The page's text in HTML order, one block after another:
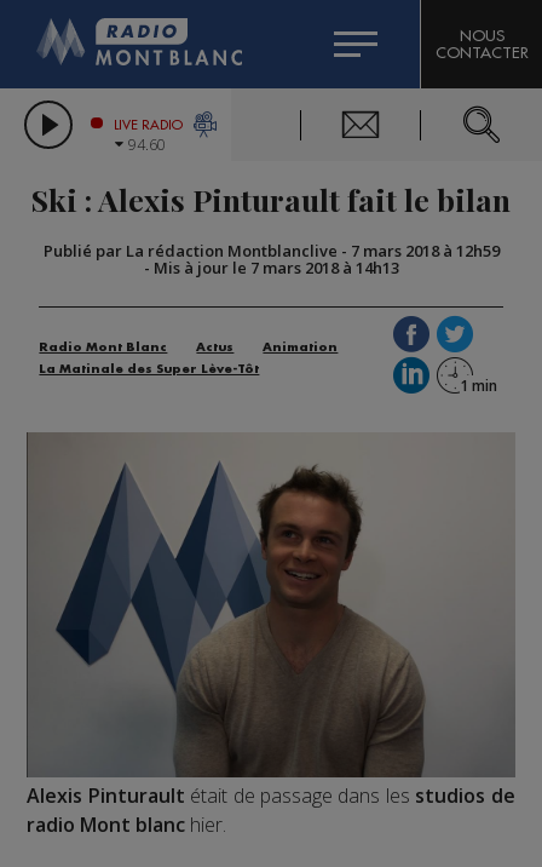
LES CHRONIQUES DE L'EXPERT
CITIZEN MACHINERY
GRAND MASSIF DOMAINES SKIABLES
BIGARD
COMPAGNIE DU MONT-BLANC
NOUS
CONTACTER
LIVE RADIO
94.60
Ski : Alexis Pinturault fait le bilan
Publié par La rédaction Montblanclive - 7 mars 2018 à 12h59
- Mis à jour le 7 mars 2018 à 14h13
Radio Mont Blanc Actus
Animation
La Matinale des Super Lève-Tôt
Alexis Pinturault était de passage dans les studios de
radio Mont blanc hier.